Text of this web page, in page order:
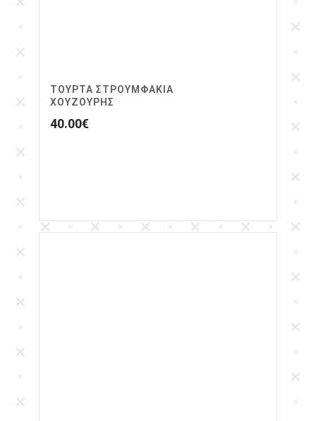
ΤΟΥΡΤΑ ΣΤΡΟΥΜΦΆΚΙΑ
ΧΟΥΖΟΎΡΗΣ
40.00€